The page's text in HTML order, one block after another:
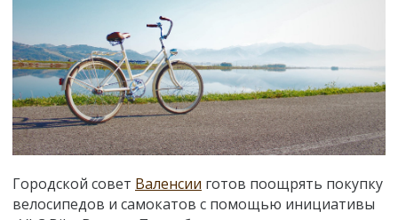
Городской совет Валенсии готов поощрять покупку
велосипедов и самокатов с помощью инициативы